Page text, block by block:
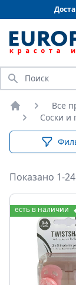
Искать
Главная
Все
Соски и
Показано 1-
Соски и
есть в наличии